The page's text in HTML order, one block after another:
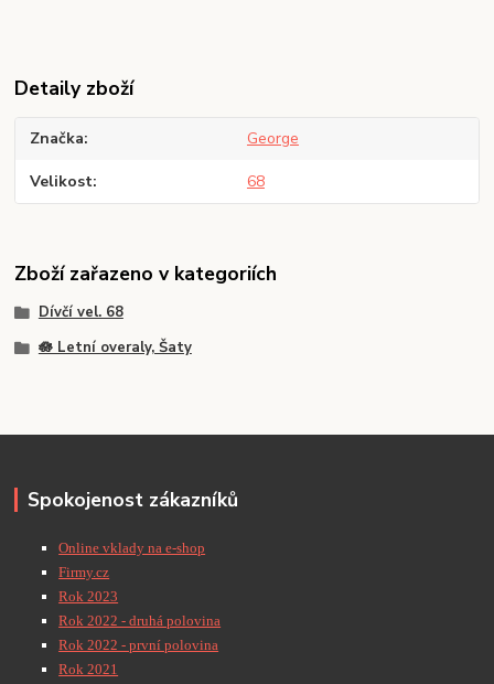
Detaily zboží
Značka George
Velikost 68
Zboží zařazeno v kategoriích
Dívčí vel. 68
🪷 Letní overaly, Šaty
Spokojenost zákazníků
Online vklady na e-shop
Firmy.cz
Rok 2023
Rok 2022 - druhá polovina
Rok 2022 - první polovina
Rok 2021